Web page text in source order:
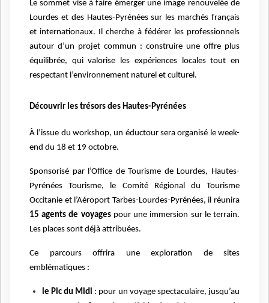
Le sommet vise à faire émerger une image renouvelée de
Lourdes et des Hautes-Pyrénées sur les marchés français
et internationaux. Il cherche à fédérer les professionnels
autour d’un projet commun : construire une offre plus
équilibrée, qui valorise les expériences locales tout en
respectant l’environnement naturel et culturel.
Découvrir les trésors des Hautes-Pyrénées
À l’issue du workshop, un éductour sera organisé le week-
end du 18 et 19 octobre.
Sponsorisé par l’Office de Tourisme de Lourdes, Hautes-
Pyrénées Tourisme, le Comité Régional du Tourisme
Occitanie et l’Aéroport Tarbes-Lourdes-Pyrénées, il réunira
15 agents de voyagespour une immersion sur le terrain.
Les places sont déjà attribuées.
Ce parcours offrira une exploration de sites
emblématiques :
le Pic du Midi : pour un voyage spectaculaire, jusqu’au